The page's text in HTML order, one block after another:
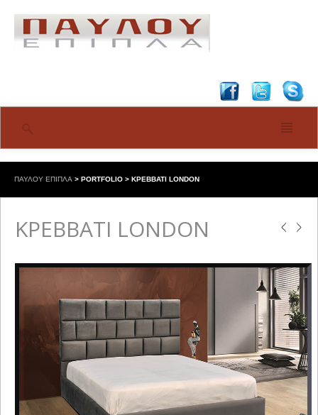
ΠΑΥΛΟΥ ΕΠΙΠΛΑ > PORTFOLIO > ΚΡΕΒΒΑΤΙ LONDON
ΚΡΕΒΒΑΤΙ LONDON